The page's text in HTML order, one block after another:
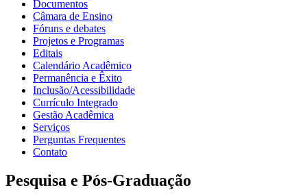
Documentos
Câmara de Ensino
Fóruns e debates
Projetos e Programas
Editais
Calendário Acadêmico
Permanência e Êxito
Inclusão/Acessibilidade
Currículo Integrado
Gestão Acadêmica
Serviços
Perguntas Frequentes
Contato
Pesquisa e Pós-Graduação